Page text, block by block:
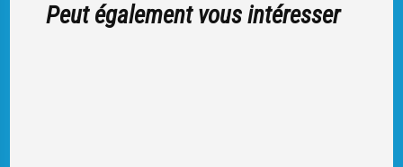
Peut également vous intéresser